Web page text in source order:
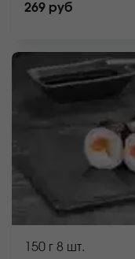
269 руб
150 г 8 шт.